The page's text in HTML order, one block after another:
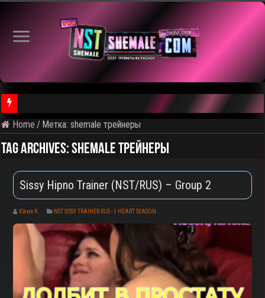
⚠️ Результаты голосования и тема следующего откртытого
Home / Метка:shemale трейнеры
Tag Archives:shemale трейнеры
Sissy Hipno Trainer (NST/RUS) – Group 2
Юлия К. NST SISSY TRAINER RUS - 1 HEART SEASON